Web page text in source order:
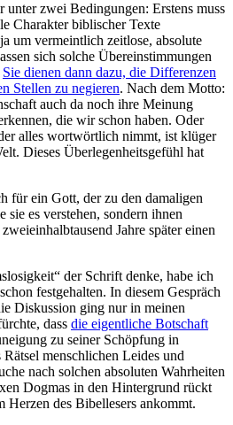
zwei Bedingungen: Erstens muss
Charakter biblischer Texte
um vermeintlich zeitlose, absolute
sich solche Übereinstimmungen
Sie dienen dann dazu, die Differenzen
Stellen zu negieren. Nach dem Motto:
auch da noch ihre Meinung
die wir schon haben. Oder
alles wortwörtlich nimmt, ist klüger
Dieses Überlegenheitsgefühl hat
für ein Gott, der zu den damaligen
sie es verstehen, sondern ihnen
Jahre später einen
der Schrift denke, habe ich
festgehalten. In diesem Gespräch
Diskussion ging nur in meinen
dass die eigentliche Botschaft
zu seiner Schöpfung in
menschlichen Leides und
nach solchen absoluten Wahrheiten
Dogmas in den Hintergrund rückt
des Bibellesers ankommt.